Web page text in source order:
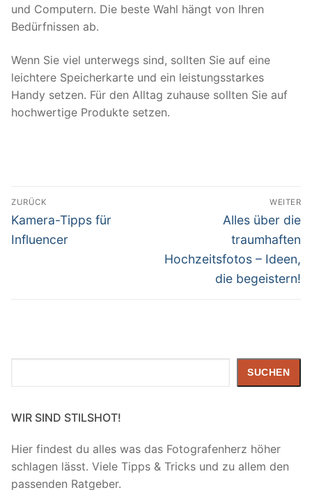
und Computern. Die beste Wahl hängt von Ihren
Bedürfnissen ab.
Wenn Sie viel unterwegs sind, sollten Sie auf eine
leichtere Speicherkarte und ein leistungsstarkes
Handy setzen. Für den Alltag zuhause sollten Sie auf
hochwertige Produkte setzen.
Beitragsnavigation
ZURÜCK
Vorheriger
Beitrag:
Kamera-Tipps für
Influencer
WEITER
Nächster
Beitrag:
Alles über die
traumhaften
Hochzeitsfotos – Ideen,
die begeistern!
SUCHEN
WIR SIND STILSHOT!
Hier findest du alles was das Fotografenherz höher
schlagen lässt. Viele Tipps & Tricks und zu allem den
passenden Ratgeber.